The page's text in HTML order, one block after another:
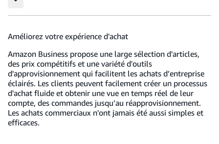
Améliorez votre expérience d'achat
Amazon Business propose une large sélection d'articles,
des prix compétitifs et une variété d'outils
d'approvisionnement qui facilitent les achats d’entreprise
éclairés. Les clients peuvent facilement créer un processus
d'achat fluide et obtenir une vue en temps réel de leur
compte, des commandes jusqu’au réapprovisionnement.
Les achats commerciaux n'ont jamais été aussi simples et
efficaces.